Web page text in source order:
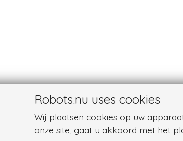
Robots.nu uses cookies
Wij plaatsen cookies op uw
onze site, gaat u akkoord met het